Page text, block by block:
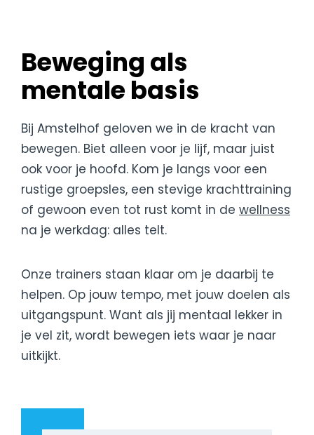
Beweging als
mentale basis
Bij Amstelhof geloven we in de kracht van
bewegen. Biet alleen voor je lijf, maar juist
ook voor je hoofd. Kom je langs voor een
rustige groepsles, een stevige krachttraining
of gewoon even tot rust komt in de wellness
na je werkdag: alles telt.
Onze trainers staan klaar om je daarbij te
helpen. Op jouw tempo, met jouw doelen als
uitgangspunt. Want als jij mentaal lekker in
je vel zit, wordt bewegen iets waar je naar
uitkijkt.